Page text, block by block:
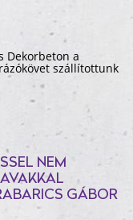
Dekorbeton a
szállítottunk
NEM
GÁBOR